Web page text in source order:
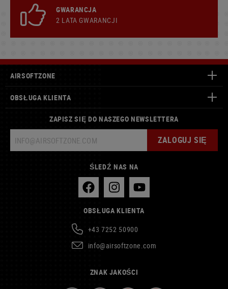
GWARANCJA
2 LATA GWARANCJI
AIRSOFTZONE
OBSŁUGA KLIENTA
ZAPISZ SIĘ DO NASZEGO NEWSLETTERA
ZALOGUJ SIĘ
ŚLEDŹ NAS NA
OBSŁUGA KLIENTA
+43 7252 50900
info@airsoftzone.com
ZNAK JAKOŚCI